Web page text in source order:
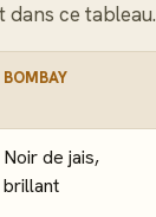
ce tableau.
BOMBAY
Noir de jais,
brillant